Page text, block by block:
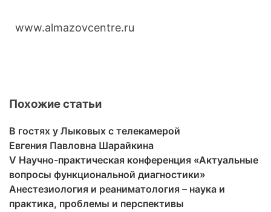
www.almazovcentre.ru
Похожие статьи
В гостях у Лыковых с телекамерой
Евгения Павловна Шарайкина
V Научно-практическая конференция «Актуальные
вопросы функциональной диагностики»
Анестезиология и реаниматология – наука и
практика, проблемы и перспективы